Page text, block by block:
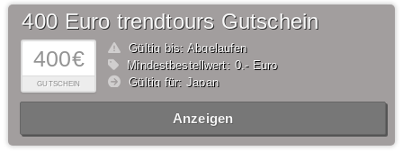
400€
GUTSCHEIN
400 Euro trendtours Gutschein
Gültig bis: Abgelaufen
Mindestbestellwert: 0,- Euro
Gültig für: Japan
Anzeigen